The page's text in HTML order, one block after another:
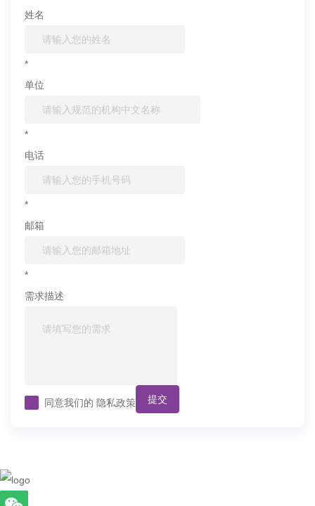
姓名
*
单位
*
电话
*
邮箱
*
需求描述
同意我们的 隐私政策 提交